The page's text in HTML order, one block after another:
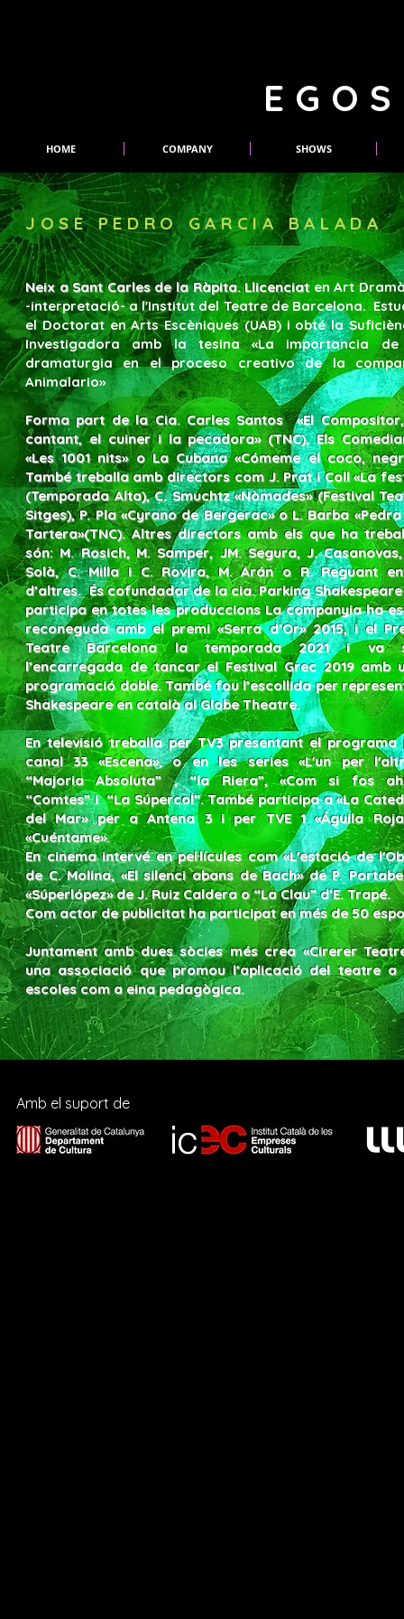
HOME COMPANY SHOWS
JOSE PEDRO GARCIA BALADA
Neix a Sant Carles de la Ràpita. Llicenciaten Art
-interpretació- a l'Institut del Teatre de Barcelona.
el Doctorat en Arts Escèniques (UAB) i obté la
Investigadora amb la tesina «La importancia
dramaturgia en el proceso creativo de la
Animalario»
Forma part de la Cia. Carles Santos «El
cantant, el cuiner i la pecadora» (TNC), Els
«Les 1001 nits» o La Cubana «Cómeme el coco,
També treballa amb directors com J. Prat i Coll «La
(Temporada Alta), C. Smuchtz «Nòmades» (Festival
Sitges), P. Pla «Cyrano de Bergerac» o L. Barba
Tartera»(TNC). Altres directors amb els que ha
són: M. Rosich, M. Samper, JM. Segura, J.
Solà, C. Milla i C. Rovira, M. Arán o R. Reguant
d’altres. És cofundador de la cia. Parking
participa en totes les produccions La companyia ha
reconeguda amb el premi «Serra d’Or» 2015, i el
Teatre Barcelona la temporada 2021 i va
l’encarregada de tancar el Festival Grec 2019 amb
programació doble. També fou l’escollida per
Shakespeare en català al Globe Theatre.
En televisió treballa per TV3 presentant el programa
canal 33 «Escena», o en les series «L'un per
“Majoria Absoluta” , “la Riera”, «Com si fos
“Comtes” i “La Súpercol”. També participa a «La
del Mar» per a Antena 3 i per TVE 1 «Águila
«Cuéntame».
En cinema intervé en pel·lícules com «L'estació de
de C. Molina, «El silenci abans de Bach» de P.
«Súperlópez» de J. Ruiz Caldera o “La Clau” d’E. Trapé.
Com actor de publicitat ha participat en més de 50
Juntament amb dues sòcies més crea «Cirerer
una associació que promou l’aplicació del teatre a
escoles com a eina pedagògica.
Amb el suport de